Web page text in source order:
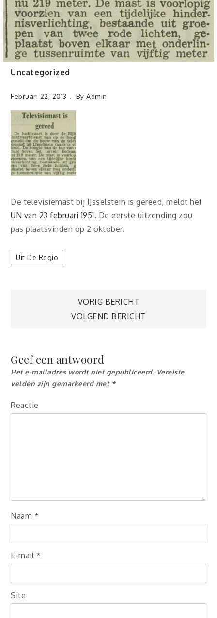
Uncategorized
Februari 22, 2013 ByAdmin
De televisiemast bij IJsselstein is gereed, meldt het
UN van 23 februari 1951. De eerste uitzending zou
pas plaatsvinden op 2 oktober.
Uit De Regio
Berichtnavigatie
VORIG BERICHT
VOLGEND BERICHT
Geef een antwoord
Het e-mailadres wordt niet gepubliceerd. Vereiste
velden zijn gemarkeerd met *
Reactie
Naam *
E-mail *
Site